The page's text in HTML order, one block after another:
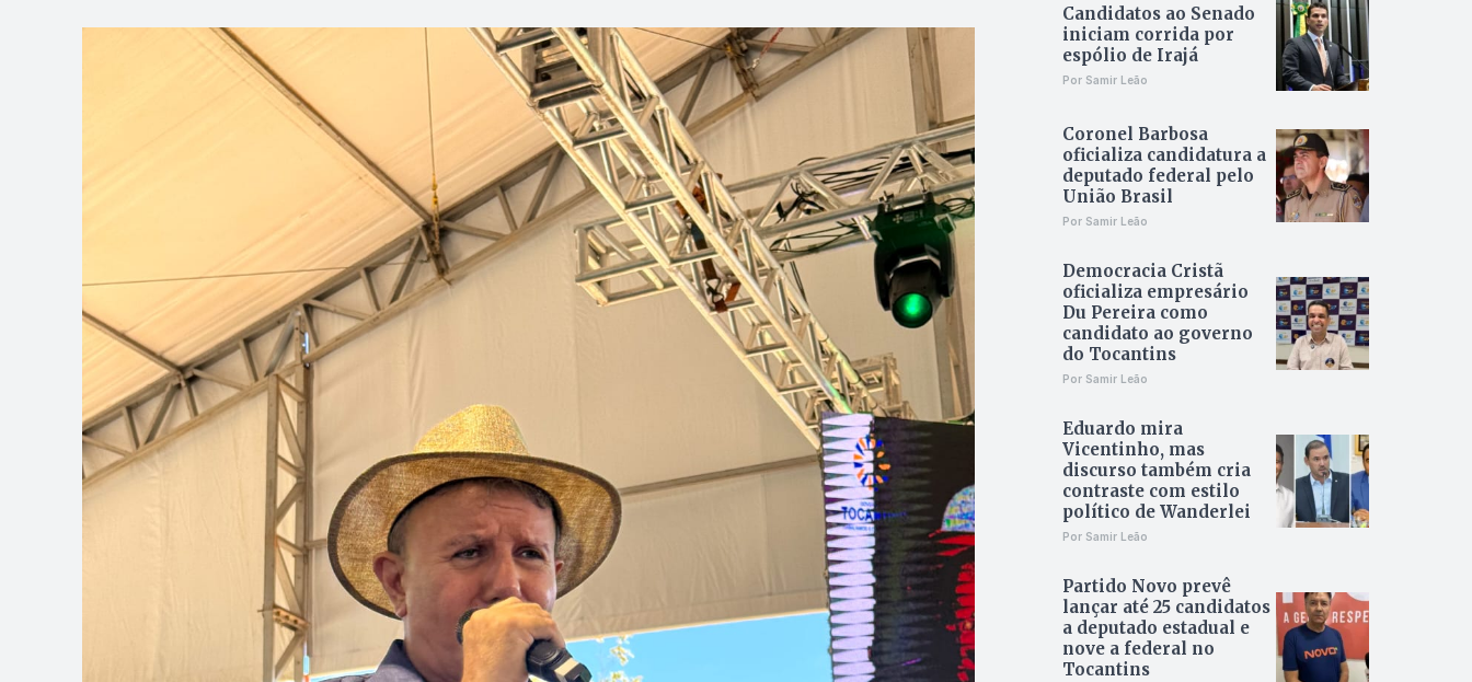
Candidatos ao Senado
iniciam corrida por
espólio de Irajá
Por Samir Leão
Coronel Barbosa
oficializa candidatura a
deputado federal pelo
União Brasil
Por Samir Leão
Democracia Cristã
oficializa empresário
Du Pereira como
candidato ao governo
do Tocantins
Por Samir Leão
Eduardo mira
Vicentinho, mas
discurso também cria
contraste com estilo
político de Wanderlei
Por Samir Leão
Partido Novo prevê
lançar até 25 candidatos
a deputado estadual e
nove a federal no
Tocantins